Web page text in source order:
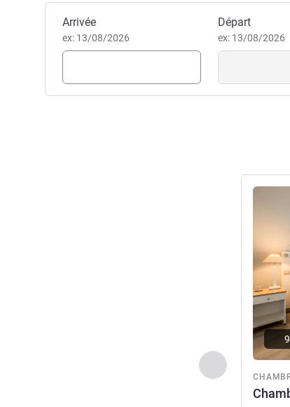
nature environnante
Anne Sophie Gali,
Réserver cet hôtel
Arrivée
ex: 13/08/2026
Départ
ex: 13/08/2026
Précédent -
Voir les
9